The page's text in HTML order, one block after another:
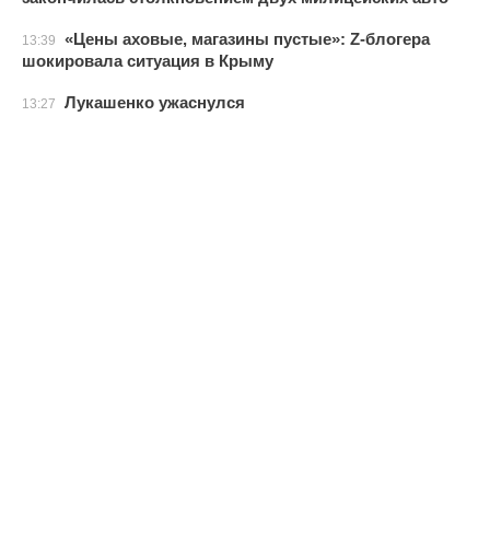
13:39
«Цены аховые, магазины пустые»: Z-блогера
шокировала ситуация в Крыму
13:27 Лукашенко ужаснулся